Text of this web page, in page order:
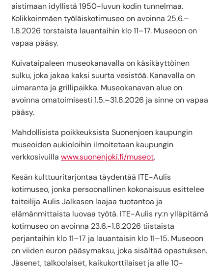
aistimaan idyllistä 1950-luvun kodin tunnelmaa.
Kolikkoinmäen työläiskotimuseo on avoinna 25.6.–
1.8.2026 torstaista lauantaihin klo 11–17. Museoon on
vapaa pääsy.
Kuivataipaleen museokanavalla on käsikäyttöinen
sulku, joka jakaa kaksi suurta vesistöä. Kanavalla on
uimaranta ja grillipaikka. Museokanavan alue on
avoinna omatoimisesti 1.5.–31.8.2026 ja sinne on vapaa
pääsy.
Mahdollisista poikkeuksista Suonenjoen kaupungin
museoiden aukioloihin ilmoitetaan kaupungin
verkkosivuilla www.suonenjoki.fi/museot.
Kesän kulttuuritarjontaa täydentää ITE-Aulis
kotimuseo, jonka persoonallinen kokonaisuus esittelee
taiteilija Aulis Jalkasen laajaa tuotantoa ja
elämänmittaista luovaa työtä. ITE-Aulis ry:n ylläpitämä
kotimuseo on avoinna 23.6.-1.8.2026 tiistaista
perjantaihin klo 11–17 ja lauantaisin klo 11–15. Museoon
on viiden euron pääsymaksu, joka sisältää opastuksen.
Jäsenet, talkoolaiset, kaikukorttilaiset ja alle 10-